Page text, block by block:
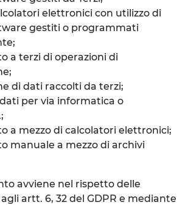
elettronici con utilizzo di
gestiti o programmati
a terzi di operazioni di
di dati raccolti da terzi;
per via informatica o
a mezzo di calcolatori elettronici;
manuale a mezzo di archivi
avviene nel rispetto delle
artt. 6, 32 del GDPR e mediante